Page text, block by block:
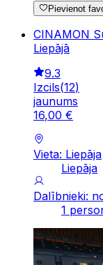
Pievienot
CINAMON
Liepājā
9.3
Izcils(12)
jaunums
16,00 €
Vieta: Liepāja
Liepāja
Dalībnieki:
1